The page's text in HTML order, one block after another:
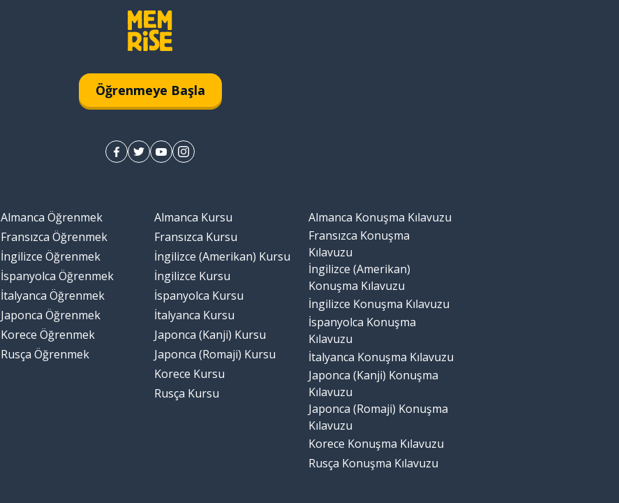
Öğrenmeye Başla
Almanca Öğrenmek
Fransızca Öğrenmek
İngilizce Öğrenmek
İspanyolca Öğrenmek
İtalyanca Öğrenmek
Japonca Öğrenmek
Korece Öğrenmek
Rusça Öğrenmek
Almanca Kursu
Fransızca Kursu
İngilizce (Amerikan) Kursu
İngilizce Kursu
İspanyolca Kursu
İtalyanca Kursu
Japonca (Kanji) Kursu
Japonca (Romaji) Kursu
Korece Kursu
Rusça Kursu
Almanca Konuşma Kılavuzu
Fransızca Konuşma
Kılavuzu
İngilizce (Amerikan)
Konuşma Kılavuzu
İngilizce Konuşma Kılavuzu
İspanyolca Konuşma
Kılavuzu
İtalyanca Konuşma Kılavuzu
Japonca (Kanji) Konuşma
Kılavuzu
Japonca (Romaji) Konuşma
Kılavuzu
Korece Konuşma Kılavuzu
Rusça Konuşma Kılavuzu